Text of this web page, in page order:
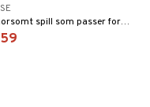
Et morsomt spill som passer for alle!